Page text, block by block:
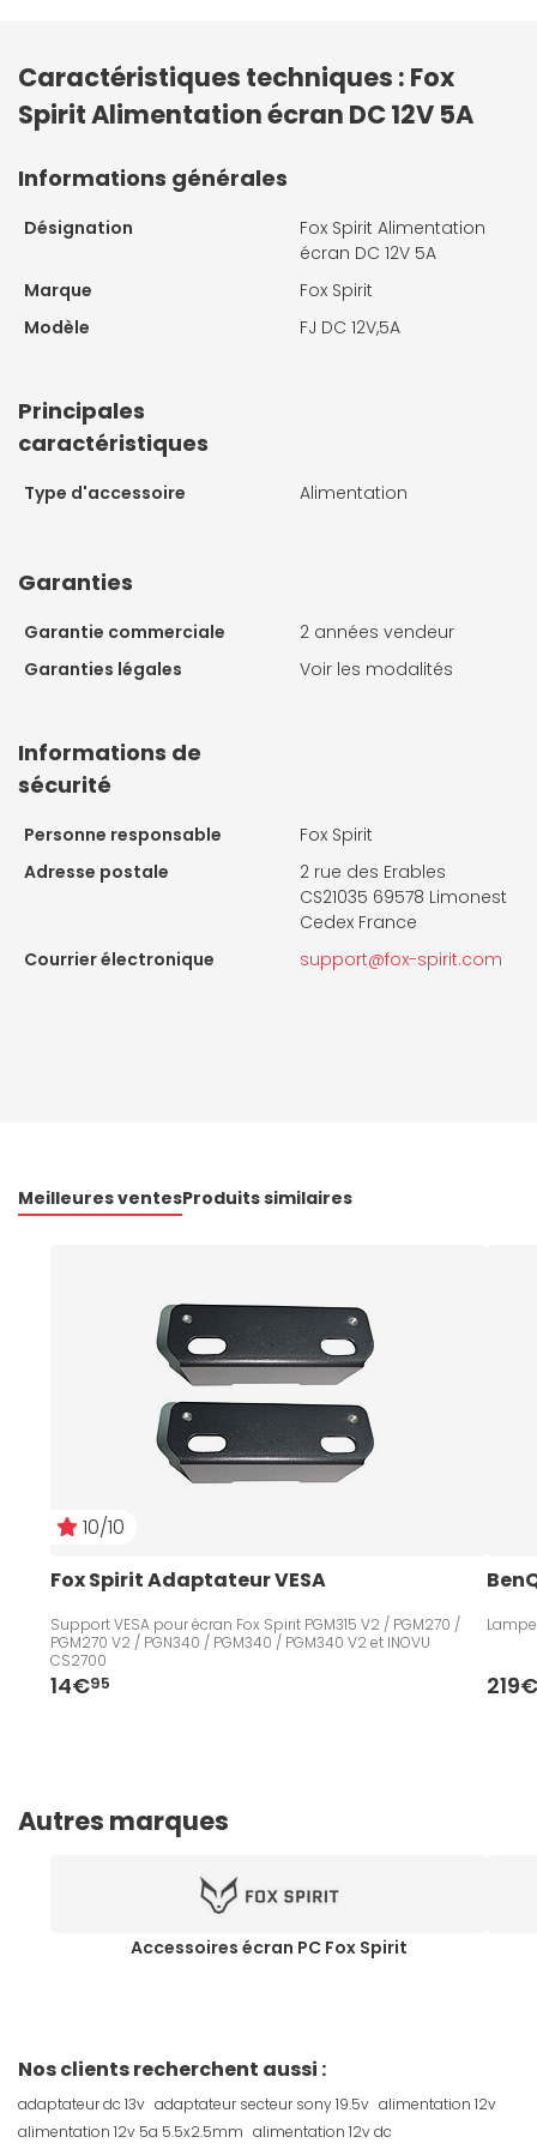
Caractéristiques techniques : Fox
Spirit Alimentation écran DC 12V 5A
Informations générales
Désignation
Fox Spirit Alimentation
écran DC 12V 5A
Marque
Fox Spirit
Modèle
FJ DC 12V,5A
Principales
caractéristiques
Type d'accessoire Alimentation
Garanties
Garantie commerciale
2 années vendeur
Garanties légales
Voir les modalités
Informations de
sécurité
Personne responsable
Fox Spirit
Adresse postale
2 rue des Erables
CS21035 69578 Limonest
Cedex France
Courrier électronique
support@fox-spirit.com
Meilleures ventesProduits similaires
10/10
Fox Spirit Adaptateur VESA
Support VESA pour écran Fox Spirit PGM315 V2 / PGM270 /
PGM270 V2 / PGN340 / PGM340 / PGM340 V2 et INOVU
CS2700
14€95
Autres marques
Accessoires écran PC Fox Spirit
Nos clients recherchent aussi :
adaptateur dc 13v adaptateur secteur sony 19.5v alimentation 12v
alimentation 12v 5a 5.5x2.5mm alimentation 12v dc